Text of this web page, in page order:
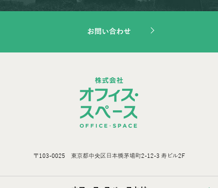
お問い合わせ
〒103-0025 東京都中央区日本橋茅場町2-12-3 寿ビル2F